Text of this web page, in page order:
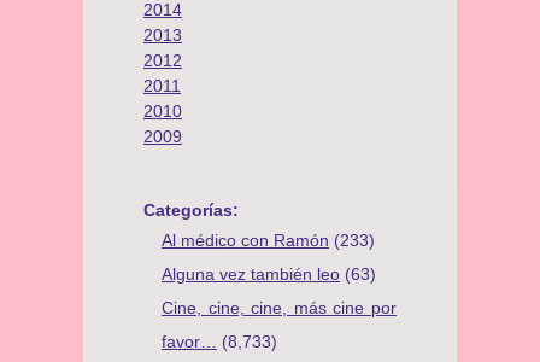
2014
2013
2012
2011
2010
2009
Categorías:
Al médico con Ramón (233)
Alguna vez también leo (63)
Cine, cine, cine, más cine por
favor…
(8,733)